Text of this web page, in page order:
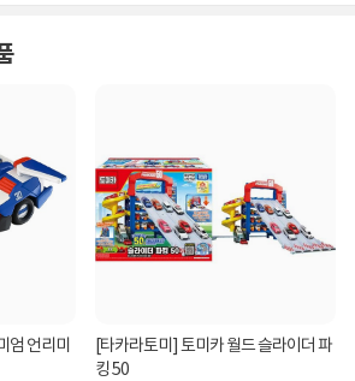
엄 언리미
[타카라토미] 토미카 월드 슬라이더 파
킹 50